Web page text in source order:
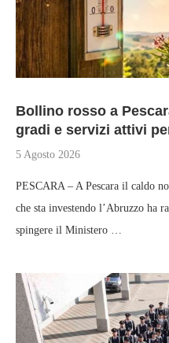
Bollino rosso a
gradi e servizi attivi
5 Agosto 2026
PESCARA – A Pescara il caldo
che sta investendo l’Abruzzo ha
spingere il Ministero …